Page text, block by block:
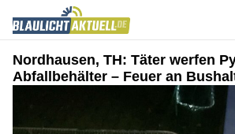
Nordhausen, TH: Täter werfen
Abfallbehälter – Feuer an